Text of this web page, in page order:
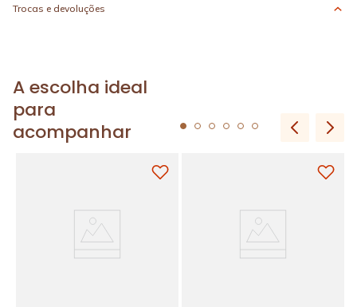
Trocas e devoluções
A escolha ideal
para
acompanhar